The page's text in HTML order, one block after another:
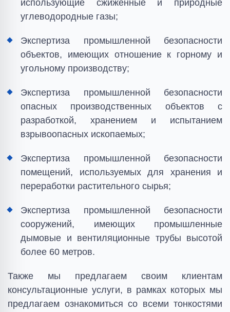
использующие сжиженные и природные
углеводородные газы;
Экспертиза промышленной безопасности
объектов, имеющих отношение к горному и
угольному производству;
Экспертиза промышленной безопасности
опасных производственных объектов с
разработкой, хранением и испытанием
взрывоопасных ископаемых;
Экспертиза промышленной безопасности
помещений, используемых для хранения и
переработки растительного сырья;
Экспертиза промышленной безопасности
сооружений, имеющих промышленные
дымовые и вентиляционные трубы высотой
более 60 метров.
Также мы предлагаем своим клиентам
консультационные услуги, в рамках которых мы
предлагаем ознакомиться со всеми тонкостями